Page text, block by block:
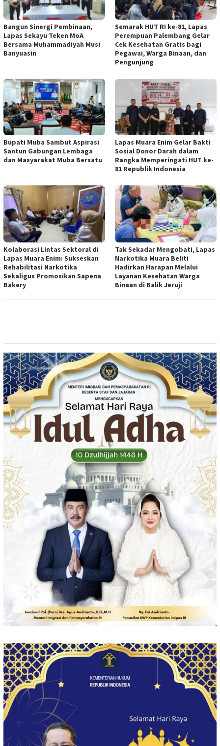
Bangun Sinergi Pembinaan,
Lapas Sekayu Teken MoA
Bersama Muhammadiyah Musi
Banyuasin
Semarak HUT RI ke-81, Lapas
Perempuan Palembang Gelar
Cek Kesehatan Gratis bagi
Pegawai, Warga Binaan, dan
Pengunjung
Bupati Muba Sambut Aspirasi
Santun Gabungan Lembaga
dan Masyarakat Muba Bersatu
Lapas Muara Enim Gelar Bakti
Sosial Donor Darah dalam
Rangka Memperingati HUT ke-
81 Republik Indonesia
Kolaborasi Lintas Sektoral di
Lapas Muara Enim: Sukseskan
Rehabilitasi Narkotika
Sekaligus Promosikan Sapena
Bakery
Tak Sekadar Mengobati, Lapas
Narkotika Muara Beliti
Hadirkan Harapan Melalui
Layanan Kesehatan Warga
Binaan di Balik Jeruji